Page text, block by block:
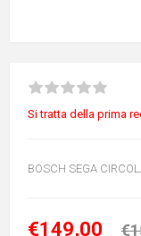
Si tratta della prima
BOSCH SEGA
€149,00